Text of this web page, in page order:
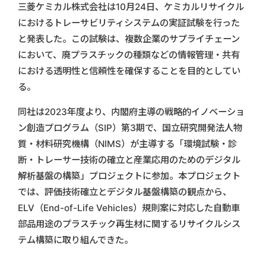
三菱ケミカル株式会社は10月24日、ケミカルリサイクル
におけるトレーサビリティシステムの実証試験を行った
と発表した。この試験は、複数企業のサプライチェーン
において、廃プラスチックの種類などの情報管理・共有
における透明性と信頼性を確保することを目的としてい
る。
同社は2023年度より、内閣府主導の戦略的イノベーショ
ン創造プログラム（SIP）第3期で、国立研究開発法人物
質・材料研究機構（NIMS）が主導する「環境試験・診
断・トレーサー技術の確立と産業応用のためのデジタル
解析基盤の構築」プロジェクトに参加。本プロジェクト
では、評価技術確立とデジタル基盤構築の観点から、
ELV（End-of-Life Vehicles）規則案に対応した自動車
部品用途のプラスチック再生材に関するリサイクルシス
テム構築に取り組んできた。